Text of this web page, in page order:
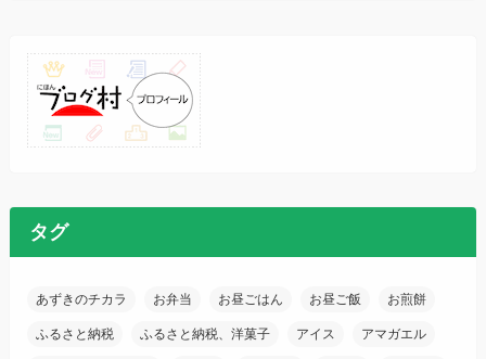
タグ
あずきのチカラ お弁当 お昼ごはん お昼ご飯 お煎餅
ふるさと納税 ふるさと納税、洋菓子 アイス アマガエル